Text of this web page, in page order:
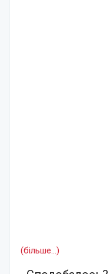
(більше…)